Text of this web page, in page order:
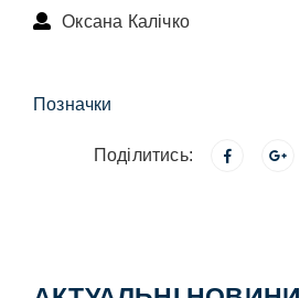
Оксана Калічко
Позначки
Поділитись: